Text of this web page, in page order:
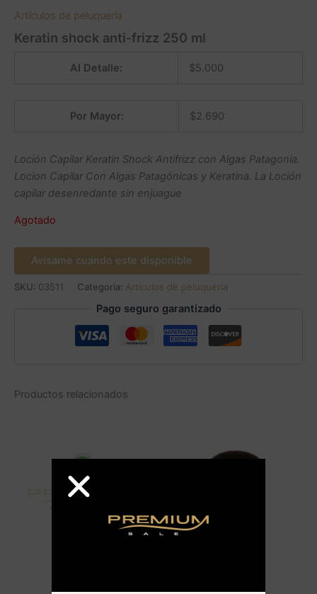
Artículos de peluquería
Keratin shock anti-frizz 250 ml
Al Detalle: $5.000
Por Mayor: $2.690
Loción Capilar Keratin Shock Antifrizz con Algas Patagonia.
Locion Capilar Con Algas Patagónicas y Keratina. La Loción
capilar desenredante sin enjuague
Agotado
Avísame cuando este disponible
SKU: 03511 Categoría: Artículos de peluquería
Pago seguro garantizado
Productos relacionados